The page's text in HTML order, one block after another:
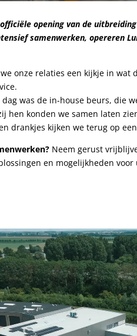
opening van de
samenwerken, opereren
onze relaties een kijkje in
was de in-house beurs, die
hen konden we samen laten
drankjes kijken we terug op
Neem gerust
en mogelijkheden